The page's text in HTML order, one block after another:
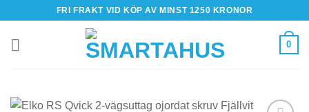
content
FRI FRAKT VID KÖP AV MINST 1250 KRONOR
0